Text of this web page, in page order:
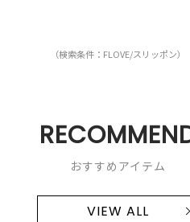
（検索条件：FLOVE/スリッポン）
おすすめアイテム
VIEW ALL